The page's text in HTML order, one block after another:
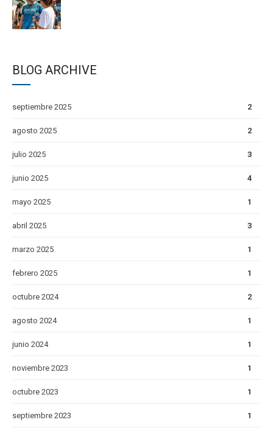
BLOG ARCHIVE
septiembre 2025 2
agosto 2025 2
julio 2025 3
junio 2025 4
mayo 2025 1
abril 2025 3
marzo 2025 1
febrero 2025 1
octubre 2024 2
agosto 2024 1
junio 2024 1
noviembre 2023 1
octubre 2023 1
septiembre 2023 1